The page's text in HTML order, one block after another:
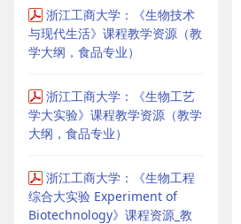
浙江工商大学：《生物技术
与现代生活》课程教学资源（教
学大纲，食品专业）
浙江工商大学：《生物工艺
学大实验》课程教学资源（教学
大纲，食品专业）
浙江工商大学：《生物工程
综合大实验 Experiment of
Biotechnology》课程资源_教